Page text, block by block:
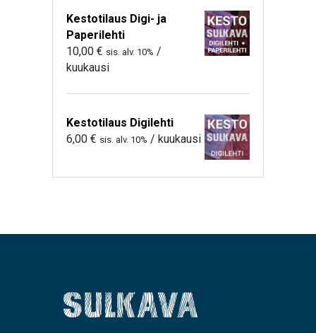
Kestotilaus Digi- ja
Paperilehti
10,00 € sis. alv. 10% /
kuukausi
Kestotilaus Digilehti
6,00 € sis. alv. 10% / kuukausi